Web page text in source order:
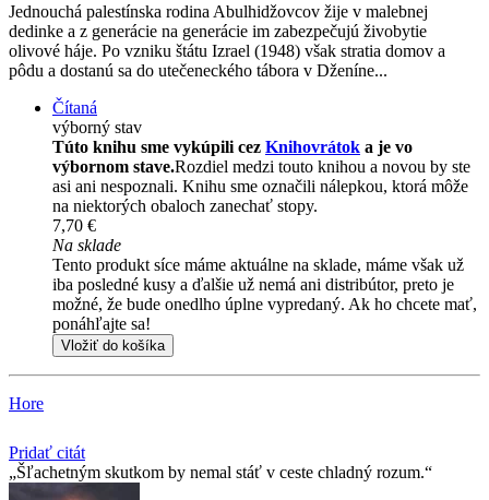
Jednouchá palestínska rodina Abulhidžovcov žije v malebnej
dedinke a z generácie na generácie im zabezpečujú živobytie
olivové háje. Po vzniku štátu Izrael (1948) však stratia domov a
pôdu a dostanú sa do utečeneckého tábora v Dženíne...
Čítaná
výborný stav
Túto knihu sme vykúpili cez Knihovrátok a je vo
výbornom stave.Rozdiel medzi touto knihou a novou by ste
asi ani nespoznali. Knihu sme označili nálepkou, ktorá môže
na niektorých obaloch zanechať stopy.
7,70 €
Na sklade
Tento produkt síce máme aktuálne na sklade, máme však už
iba posledné kusy a ďalšie už nemá ani distribútor, preto je
možné, že bude onedlho úplne vypredaný. Ak ho chcete mať,
ponáhľajte sa!
Vložiť do košíka
Hore
Pridať citát
Šľachetným skutkom by nemal stáť v ceste chladný rozum.